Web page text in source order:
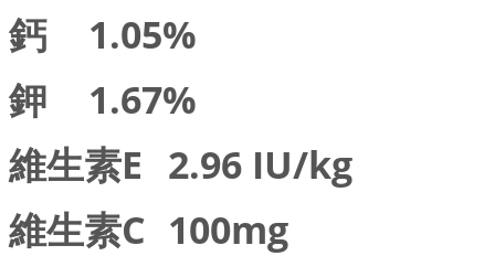
鈣
1.05%
鉀
1.67%
維生素E 2.96 IU/kg
維生素C 100mg